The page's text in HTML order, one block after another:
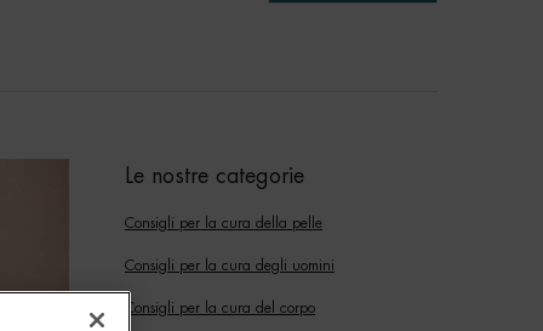
Le nostre categorie
Consigli per la cura della pelle
Consigli per la cura degli uomini
Consigli per la cura del corpo